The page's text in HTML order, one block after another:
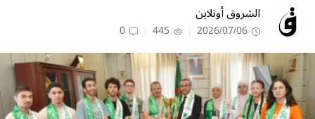
الشروق أونلاين
2026/07/06
445
0